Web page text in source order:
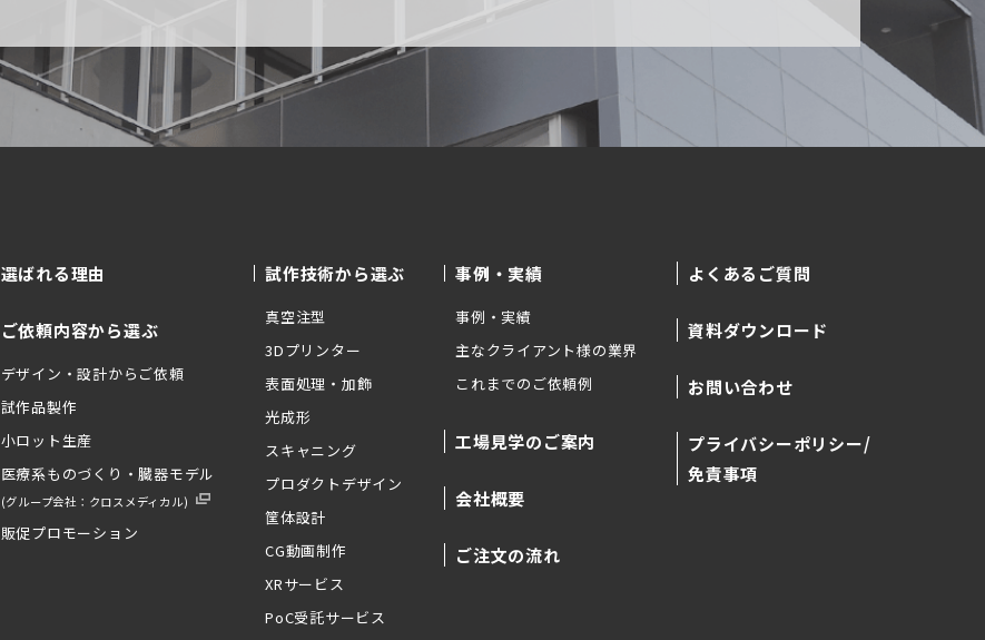
選ばれる理由
ご依頼内容から選ぶ
デザイン・設計からご依頼
試作品製作
小ロット生産
医療系ものづくり・臓器モデル
(グループ会社：クロスメディカル)
販促プロモーション
試作技術から選ぶ
真空注型
3Dプリンター
表面処理・加飾
光成形
スキャニング
プロダクトデザイン
筐体設計
CG動画制作
XRサービス
PoC受託サービス
事例・実績
事例・実績
主なクライアント様の業界
これまでのご依頼例
工場見学のご案内
会社概要
ご注文の流れ
よくあるご質問
資料ダウンロード
お問い合わせ
プライバシーポリシー/
免責事項